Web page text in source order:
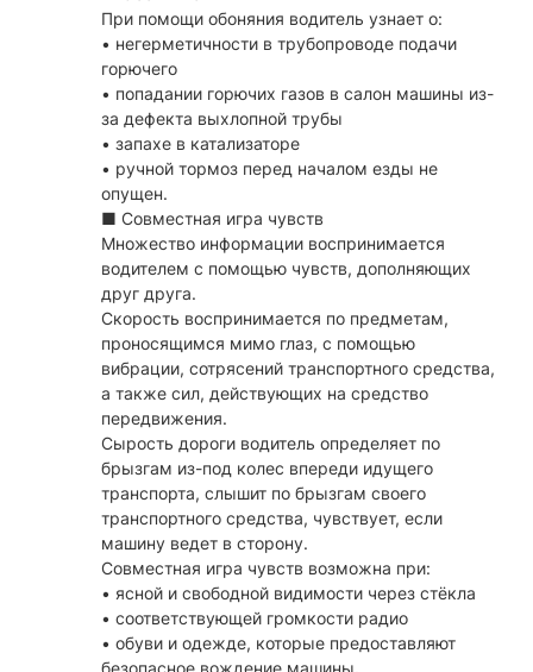
При помощи обоняния водитель узнает о:
• негерметичности в трубопроводе подачи
горючего
• попадании горючих газов в салон машины из-
за дефекта выхлопной трубы
• запахе в катализаторе
• ручной тормоз перед началом езды не
опущен.
■ Совместная игра чувств
Множество информации воспринимается
водителем с помощью чувств, дополняющих
друг друга.
Скорость воспринимается по предметам,
проносящимся мимо глаз, с помощью
вибрации, сотрясений транспортного средства,
а также сил, действующих на средство
передвижения.
Сырость дороги водитель определяет по
брызгам из-под колес впереди идущего
транспорта, слышит по брызгам своего
транспортного средства, чувствует, если
машину ведет в сторону.
Совместная игра чувств возможна при:
• ясной и свободной видимости через стёкла
• соответствующей громкости радио
• обуви и одежде, которые предоставляют
безопасное вождение машины.